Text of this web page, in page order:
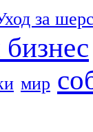
за
мир